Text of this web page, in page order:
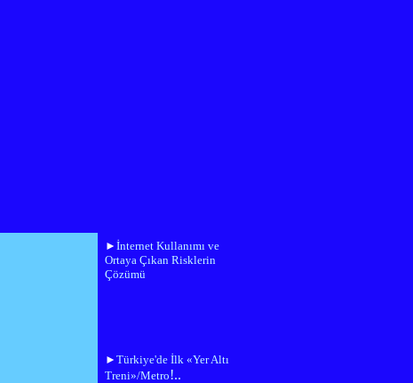
► İnternet Kullanımı ve
Ortaya Çıkan Risklerin
Çözümü
► Türkiye'de İlk «Yer Altı
Treni»/Metro!..